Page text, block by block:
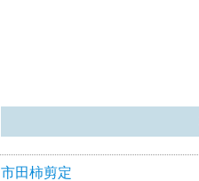
市田柿剪定